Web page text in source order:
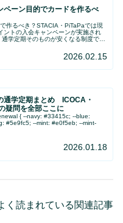
ペーン目的でカードを作るべ
作るべき？STACIA・PiTaPaでは現
ントの入会キャンペーンが実施され
学定期そのものが安くなる制度では
2026.02.15
通学定期まとめ ICOCA・
疑問を全部ここに
{ --navy: #33415c; --blue:
#5e9fc5; --mint: #e0f5eb; --mint-
2026.01.18
く読まれている関連記事